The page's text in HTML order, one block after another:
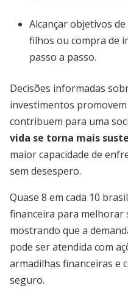
Alcançar objetivos
filhos ou compra de
passo a passo.
Decisões informadas
investimentos
contribuem para uma
vida se torna mais
maior capacidade de
sem desespero.
Quase 8 em cada 10
financeira para melhorar
mostrando que a
pode ser atendida com
armadilhas financeiras e
seguro.